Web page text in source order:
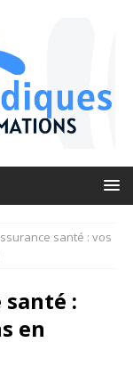
santé : vos
:
en